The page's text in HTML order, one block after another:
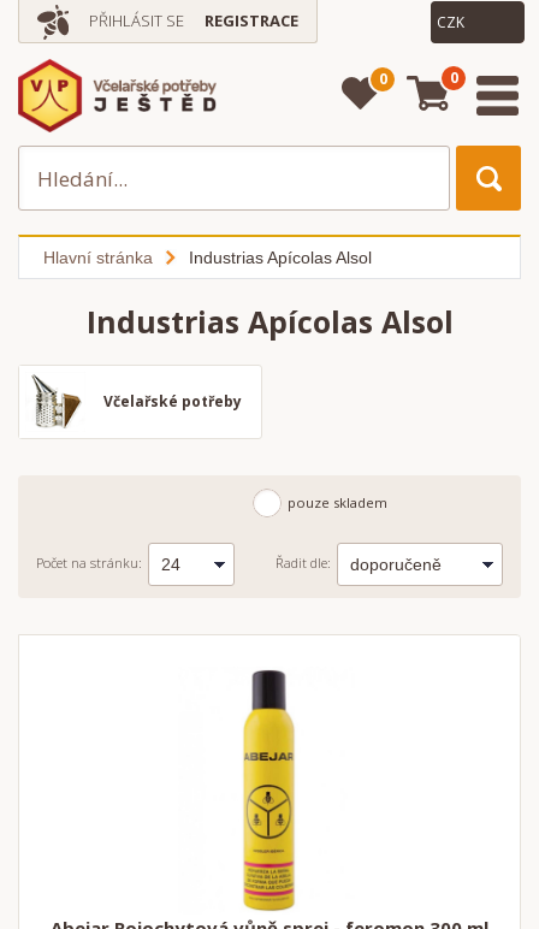
PŘIHLÁSIT SE REGISTRACE
0 0
Hlavní stránka Industrias Apícolas Alsol
Industrias Apícolas Alsol
Včelařské potřeby
pouze skladem
Počet na stránku: Řadit dle: